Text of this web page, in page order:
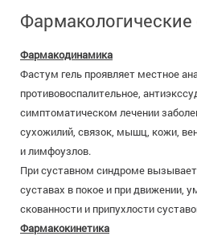
Фармакологические
Фармакодинамика
Фастум гель проявляет местное
противовоспалительное,
симптоматическом лечении
сухожилий, связок, мышц, кожи,
и лимфоузлов.
При суставном синдроме
суставах в покое и при движении,
скованности и припухлости
Фармакокинетика